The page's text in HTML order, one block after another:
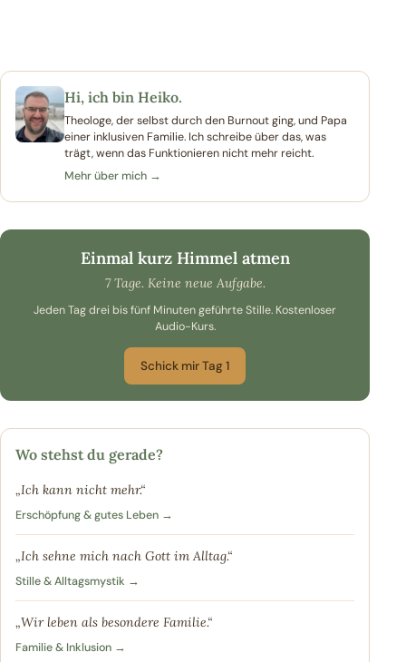
Hi, ich bin Heiko.
Theologe, der selbst durch den Burnout ging, und Papa
einer inklusiven Familie. Ich schreibe über das, was
trägt, wenn das Funktionieren nicht mehr reicht.
Mehr über mich →
Einmal kurz Himmel atmen
7 Tage. Keine neue Aufgabe.
Jeden Tag drei bis fünf Minuten geführte Stille. Kostenloser
Audio-Kurs.
Schick mir Tag 1
Wo stehst du gerade?
„Ich kann nicht mehr.“
Erschöpfung & gutes Leben →
„Ich sehne mich nach Gott im Alltag.“
Stille & Alltagsmystik →
„Wir leben als besondere Familie.“
Familie & Inklusion →